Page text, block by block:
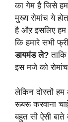
का गेम है जिसे
मुख्य रोमांच ये
है औऱ इसलिए
कि हमारे सभी
डायमंड ले?
इस मजे को
लेकिन दोस्तों
रूबरू करवाना
बहुत सी ऐसी